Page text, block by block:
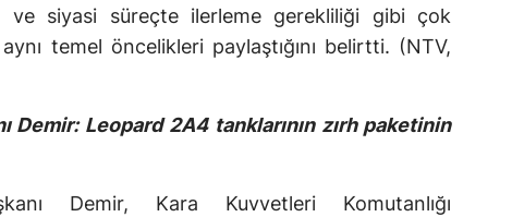
ve siyasi süreçte ilerleme gerekliliği gibi çok
temel öncelikleri paylaştığını belirtti. (NTV,
Demir: Leopard 2A4 tanklarının zırh paketinin
Demir, Kara Kuvvetleri Komutanlığı